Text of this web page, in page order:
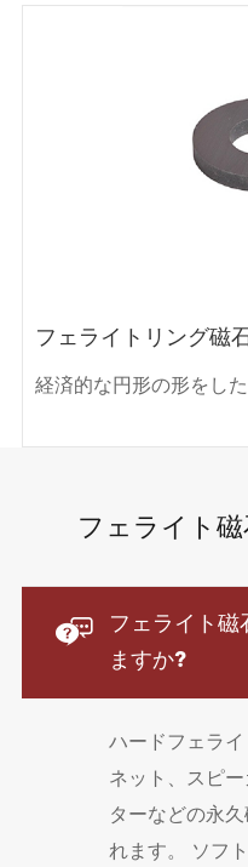
フェライトリング磁
経済的な円形の形をし
フェライト

フェライト磁
ますか?
ハードフェラ
ネット、スピ
ターなどの永
れます。 ソフ